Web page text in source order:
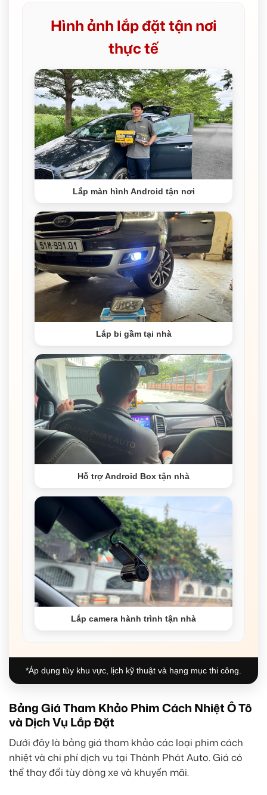
Hình ảnh lắp đặt tận nơi
thực tế
Lắp màn hình Android tận nơi
Lắp bi gầm tại nhà
Hỗ trợ Android Box tận nhà
Lắp camera hành trình tận nhà
*Áp dụng tùy khu vực, lịch kỹ thuật và hạng mục thi công.
Bảng Giá Tham Khảo Phim Cách Nhiệt Ô Tô
và Dịch Vụ Lắp Đặt
Dưới đây là bảng giá tham khảo các loại phim cách
nhiệt và chi phí dịch vụ tại Thành Phát Auto. Giá có
thể thay đổi tùy dòng xe và khuyến mãi.